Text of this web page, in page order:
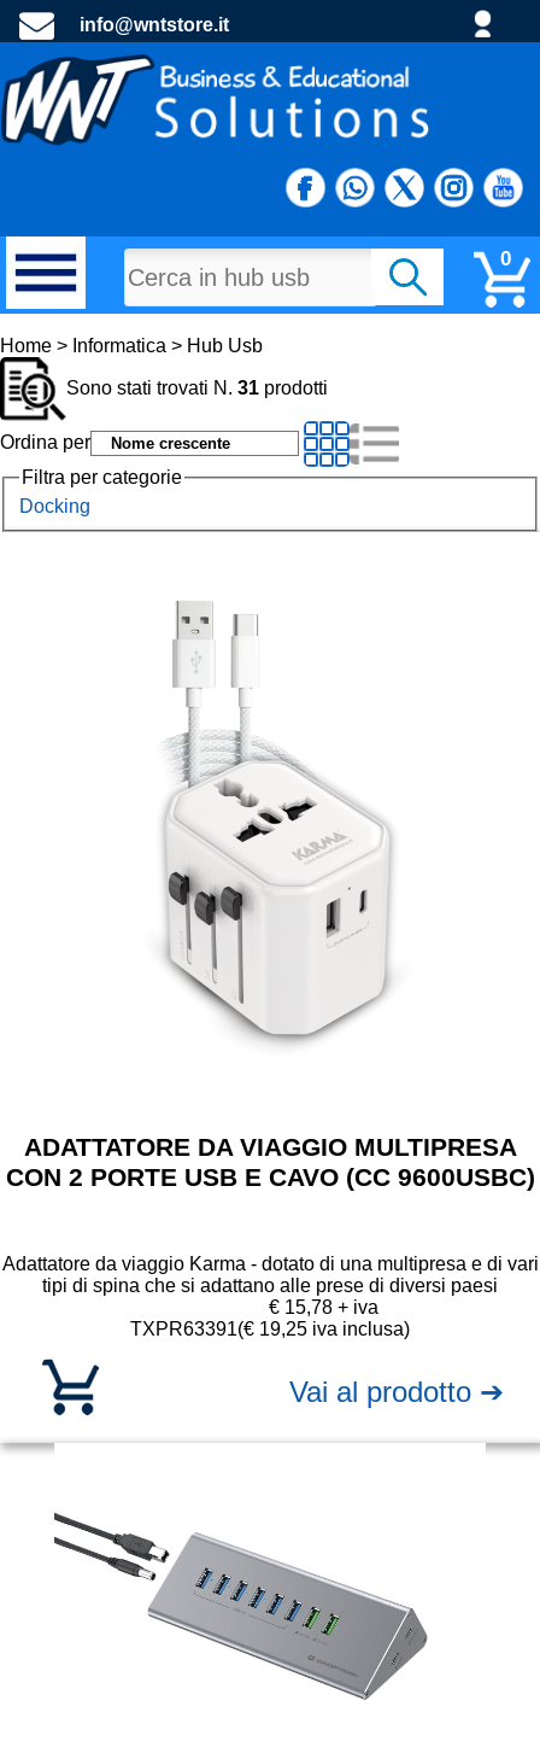
info@wntstore.it
0
MATERIALI DI CONSUMO
PROGETTI E MATERIALE PROMOZIONALE
TECNOLOGIA E DIDATTTICA
INFORMATICA
SITI WEB
Home > Informatica > Hub Usb
Sono stati trovati N. 31 prodotti
Ordina per
Filtra per categorie
Docking
ADATTATORE DA VIAGGIO MULTIPRESA
CON 2 PORTE USB E CAVO (CC 9600USBC)
Adattatore da viaggio Karma - dotato di una multipresa e di vari
tipi di spina che si adattano alle prese di diversi paesi
TXPR63391
€ 15,78 + iva
(€ 19,25 iva inclusa)
Vai al prodotto ➔